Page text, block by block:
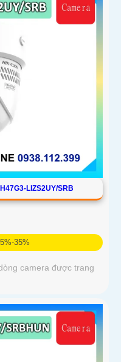
50m
LIZS2UY/SRB
35%
camera được trang